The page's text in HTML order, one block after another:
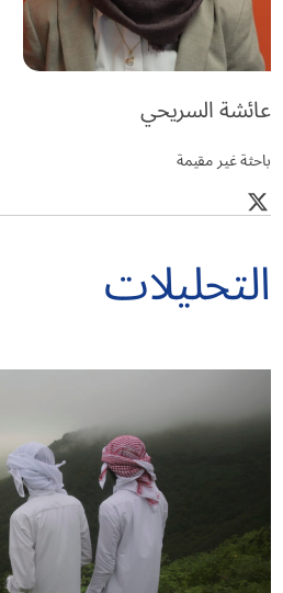
عائشة السريحي
باحثة غير مقيمة
التحليلات